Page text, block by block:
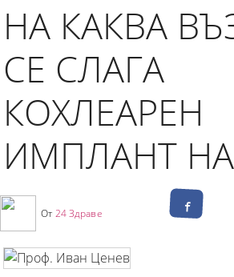
НА КАКВА
СЕ СЛАГА
КОХЛЕАРЕН
ИМПЛАНТ НА
От 24 Здраве